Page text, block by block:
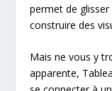
permet de
construire des
Mais ne vous y
apparente,